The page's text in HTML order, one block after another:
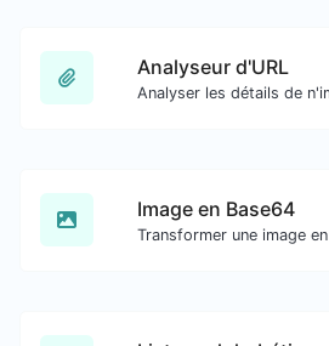
Analyseur d'URL
Image en Base64